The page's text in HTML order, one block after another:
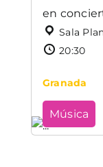
en
Sala
20:30
Granada
Música